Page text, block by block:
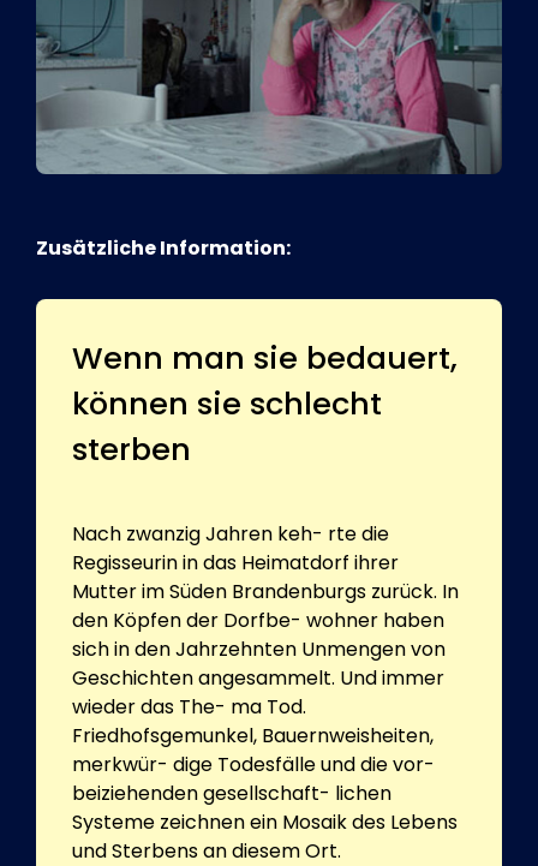
Zusätzliche Information:
Wenn man sie bedauert,
können sie schlecht
sterben
Nach zwanzig Jahren keh- rte die
Regisseurin in das Heimatdorf ihrer
Mutter im Süden Brandenburgs zurück. In
den Köpfen der Dorfbe- wohner haben
sich in den Jahrzehnten Unmengen von
Geschichten angesammelt. Und immer
wieder das The- ma Tod.
Friedhofsgemunkel, Bauernweisheiten,
merkwür- dige Todesfälle und die vor-
beiziehenden gesellschaft- lichen
Systeme zeichnen ein Mosaik des Lebens
und Sterbens an diesem Ort.